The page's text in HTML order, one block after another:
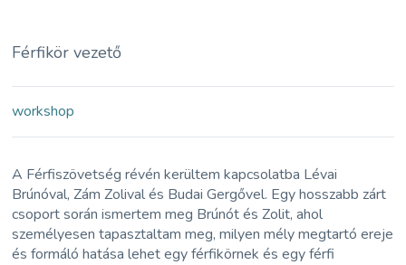
Férfikör vezető
workshop
A Férfiszövetség révén kerültem kapcsolatba Lévai
Brúnóval, Zám Zolival és Budai Gergővel. Egy hosszabb zárt
csoport során ismertem meg Brúnót és Zolit, ahol
személyesen tapasztaltam meg, milyen mély megtartó ereje
és formáló hatása lehet egy férfikörnek és egy férfi